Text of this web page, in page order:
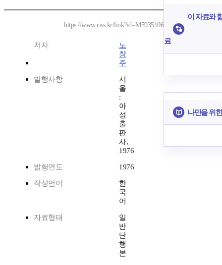
https://www.riss.kr/link?id=M5935106
저자
노
창
주
발행사항
서
울
:
아
성
출
판
사,
1976
발행연도 1976
작성언어
한
국
어
자료형태
일
반
단
행
본
이 자료와
료
나만을 위